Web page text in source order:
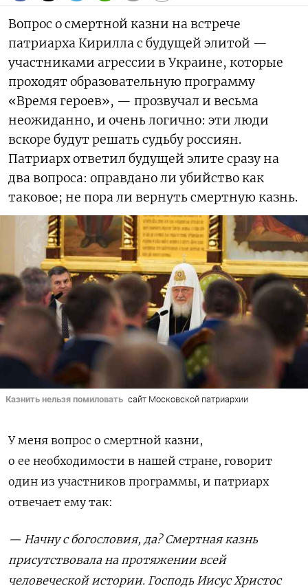
Вопрос о смертной казни на встрече
патриарха Кирилла с будущей элитой —
участниками агрессии в Украине, которые
проходят образовательную программу
«Время героев», — прозвучал и весьма
неожиданно, и очень логично: эти люди
вскоре будут решать судьбу россиян.
Патриарх ответил будущей элите сразу на
два вопроса: оправдано ли убийство как
таковое; не пора ли вернуть смертную казнь.
Казнить нельзя помиловать сайт Московской патриархии
У меня вопрос о смертной казни,
о ее необходимости в нашей стране, говорит
один из участников программы, и патриарх
отвечает ему так:
— Начну с богословия, да? Смертная казнь
присутствовала на протяжении всей
человеческой истории. Господь Иисус Христос